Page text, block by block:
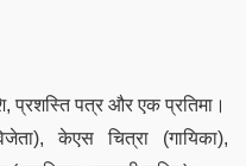
प्रशस्ति पत्र और एक प्रतिमा।
केएस चित्रा (गायिका),